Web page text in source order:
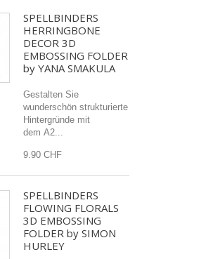
SPELLBINDERS
HERRINGBONE
DECOR 3D
EMBOSSING FOLDER
by YANA SMAKULA
Gestalten Sie
wunderschön strukturierte
Hintergründe mit
dem A2...
9.90 CHF
SPELLBINDERS
FLOWING FLORALS
3D EMBOSSING
FOLDER by SIMON
HURLEY